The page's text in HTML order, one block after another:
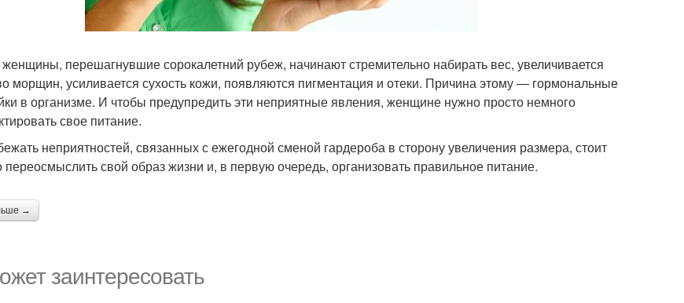
перешагнувшие сорокалетний рубеж, начинают стремительно набирать вес, увеличивается
морщин, усиливается сухость кожи, появляются пигментация и отеки. Причина этому — гормональные
в организме. И чтобы предупредить эти неприятные явления, женщине нужно просто немного
свое питание.
неприятностей, связанных с ежегодной сменой гардероба в сторону увеличения размера, стоит
переосмыслить свой образ жизни и, в первую очередь, организовать правильное питание.
→
заинтересовать